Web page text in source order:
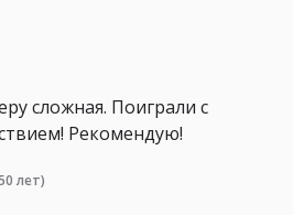
сложная. Поиграли с
Рекомендую!
лет)